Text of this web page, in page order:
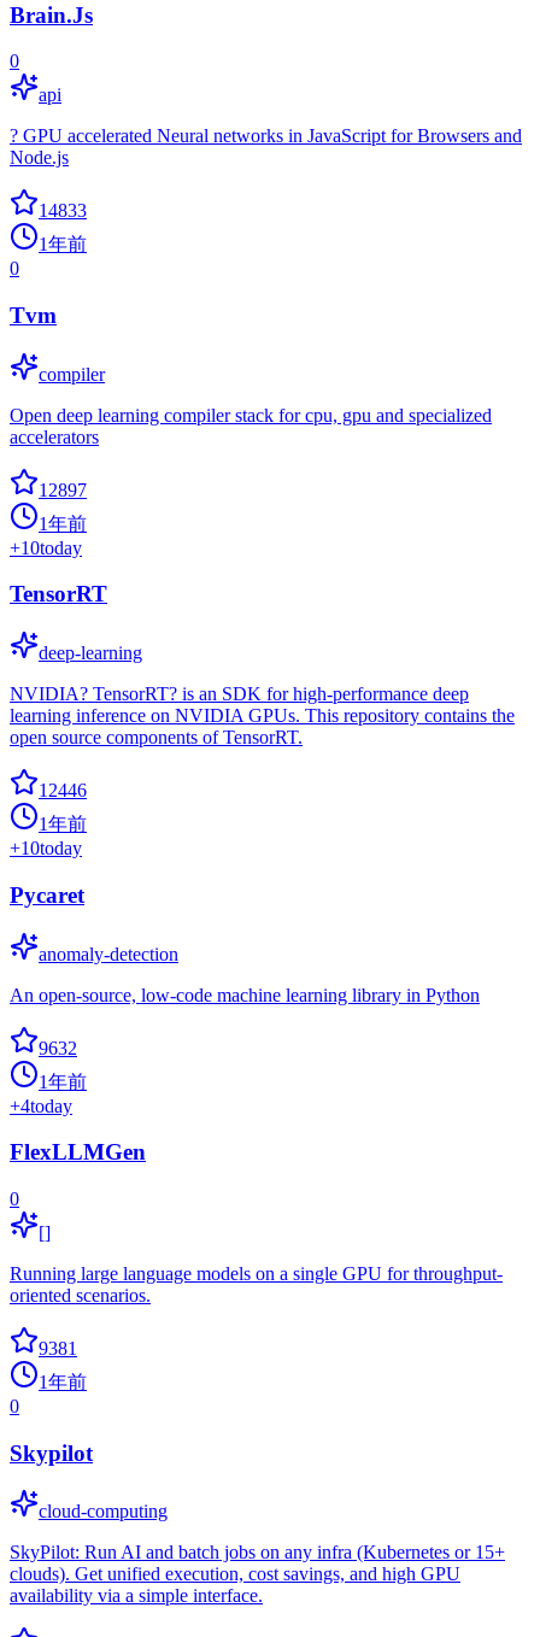
Brain.Js
0
api
? GPU accelerated Neural networks in JavaScript for Browsers and
Node.js
14833
1年前
0
Tvm
compiler
Open deep learning compiler stack for cpu, gpu and specialized
accelerators
12897
1年前
+10today
TensorRT
deep-learning
NVIDIA? TensorRT? is an SDK for high-performance deep
learning inference on NVIDIA GPUs. This repository contains the
open source components of TensorRT.
12446
1年前
+10today
Pycaret
anomaly-detection
An open-source, low-code machine learning library in Python
9632
1年前
+4today
FlexLLMGen
0
[]
Running large language models on a single GPU for throughput-
oriented scenarios.
9381
1年前
0
Skypilot
cloud-computing
SkyPilot: Run AI and batch jobs on any infra (Kubernetes or 15+
clouds). Get unified execution, cost savings, and high GPU
availability via a simple interface.